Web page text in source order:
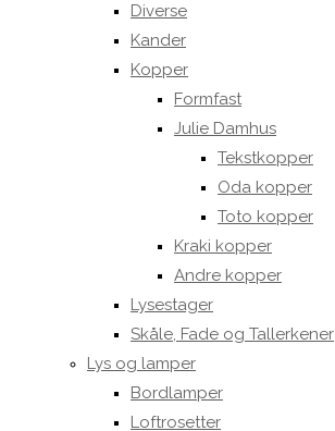
Diverse
Kander
Kopper
Formfast
Julie Damhus
Tekstkopper
Oda kopper
Toto kopper
Kraki kopper
Andre kopper
Lysestager
Skåle, Fade og Tallerkener
Lys og lamper
Bordlamper
Loftrosetter